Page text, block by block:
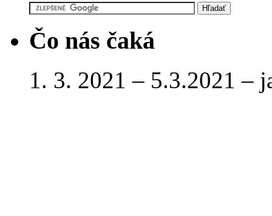
Čo nás čaká
1. 3. 2021 – 5.3.2021 –